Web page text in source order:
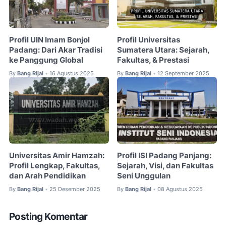
Profil UIN Imam Bonjol
Padang: Dari Akar Tradisi
ke Panggung Global
By Bang Rijal • 16 Agustus 2025
Profil Universitas
Sumatera Utara: Sejarah,
Fakultas, & Prestasi
By Bang Rijal • 12 September 2025
Universitas Amir Hamzah:
Profil Lengkap, Fakultas,
dan Arah Pendidikan
By Bang Rijal • 25 Desember 2025
Profil ISI Padang Panjang:
Sejarah, Visi, dan Fakultas
Seni Unggulan
By Bang Rijal • 08 Agustus 2025
Posting Komentar